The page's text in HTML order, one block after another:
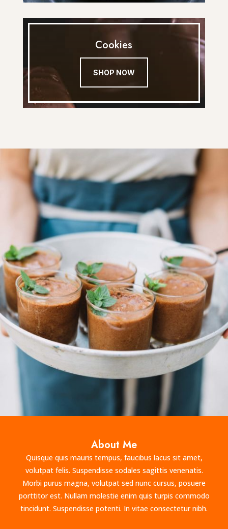
Cookies
SHOP NOW
About Me
Quisque quis mauris tempus, faucibus lacus sit amet,
volutpat felis. Suspendisse sodales sagittis venenatis.
Morbi purus magna, volutpat sed nunc cursus, posuere
porttitor est. Nullam molestie enim quis turpis commodo
tincidunt. Suspendisse potenti. In vitae consectetur nibh.